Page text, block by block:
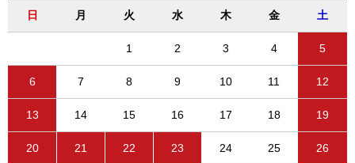
日 月 火 水 木 金 土
1 2 3 4 5
6 7 8 9 10 11 12
13 14 15 16 17 18 19
20 21 22 23 24 25 26